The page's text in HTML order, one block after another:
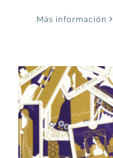
Más información